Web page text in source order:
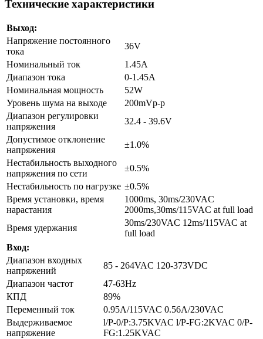
Технические характеристики
Выход:
Напряжение постоянного
тока
36V
Номинальный ток
1.45A
Диапазон тока
0-1.45A
Номинальная мощность
52W
Уровень шума на выходе
200mVp-p
Диапазон регулировки
напряжения
32.4 - 39.6V
Допустимое отклонение
напряжения
±1.0%
Нестабильность выходного
напряжения по сети
±0.5%
Нестабильность по нагрузке ±0.5%
Время установки, время
нарастания
1000ms, 30ms/230VAC
2000ms,30ms/115VAC at full load
Время удержания
30ms/230VAC 12ms/115VAC at
full load
Вход:
Диапазон входных
напряжений
85 - 264VAC 120-373VDC
Диапазон частот
47-63Hz
КПД
89%
Переменный ток
0.95A/115VAC 0.56A/230VAC
Выдерживаемое
напряжение
l/P-0/P:3.75KVAC l/P-FG:2KVAC 0/P-
FG:1.25KVAC